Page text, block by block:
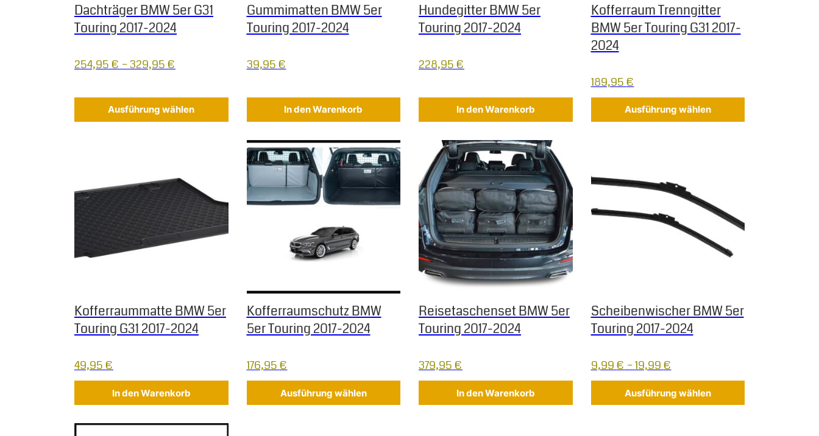
Dachträger BMW 5er G31
Touring 2017-2024
254,95€ –329,95€
Ausführung wählen
Gummimatten BMW 5er
Touring 2017-2024
39,95€
In den Warenkorb
Hundegitter BMW 5er
Touring 2017-2024
228,95€
In den Warenkorb
Kofferraum Trenngitter
BMW 5er Touring G31 2017-
2024
189,95€
Ausführung wählen
Kofferraummatte BMW 5er
Touring G31 2017-2024
49,95€
In den Warenkorb
Kofferraumschutz BMW
5er Touring 2017-2024
176,95€
Ausführung wählen
Dieses Produkt weist mehrere Varianten auf. Die Optionen können auf der Produktseite gewählt werden
Reisetaschenset BMW 5er
Touring 2017-2024
379,95€
In den Warenkorb
Scheibenwischer BMW 5er
Touring 2017-2024
9,99€–19,99€
Ausführung wählen